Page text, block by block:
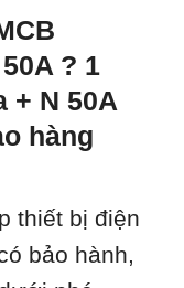
? 1
+ N 50A
hàng
thiết bị điện
bảo hành,